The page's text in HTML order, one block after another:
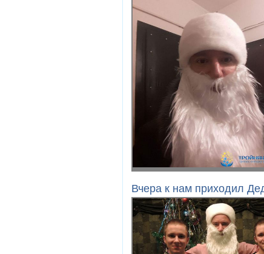
Вчера к нам приходил